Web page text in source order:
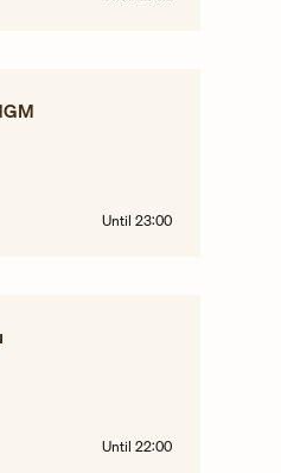
Until 23:00
Until 22:00